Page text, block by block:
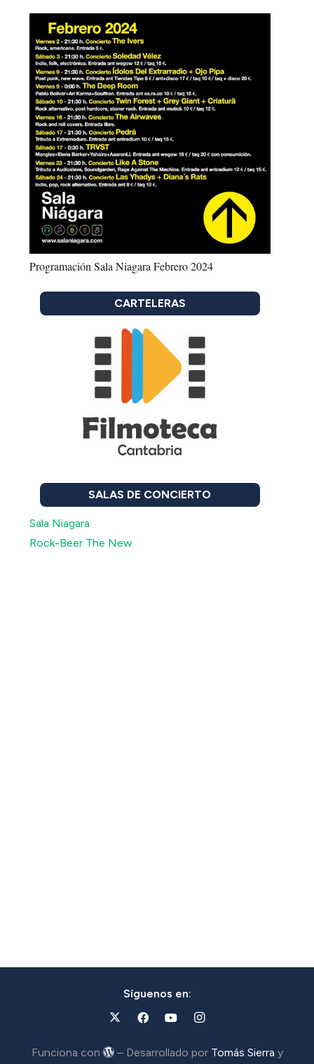
Programación Sala Niagara Febrero 2024
CARTELERAS
SALAS DE CONCIERTO
Sala Niagara
Rock-Beer The New
Síguenos en:
Funciona con – Desarrollado por Tomás Sierra y